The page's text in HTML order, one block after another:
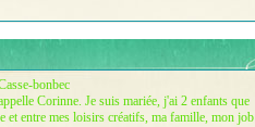
bonbec